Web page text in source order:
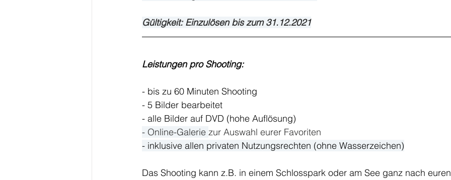
Gültigkeit: Einzulösen bis zum 31.12.2021
Leistungen pro Shooting:
- bis zu 60 Minuten Shooting
- 5 Bilder bearbeitet
- alle Bilder auf DVD (hohe Auflösung)
- Online-Galerie zur Auswahl eurer Favoriten
- inklusive allen privaten Nutzungsrechten (ohne Wasserzeichen)
Das Shooting kann z.B. in einem Schlosspark oder am See ganz nach